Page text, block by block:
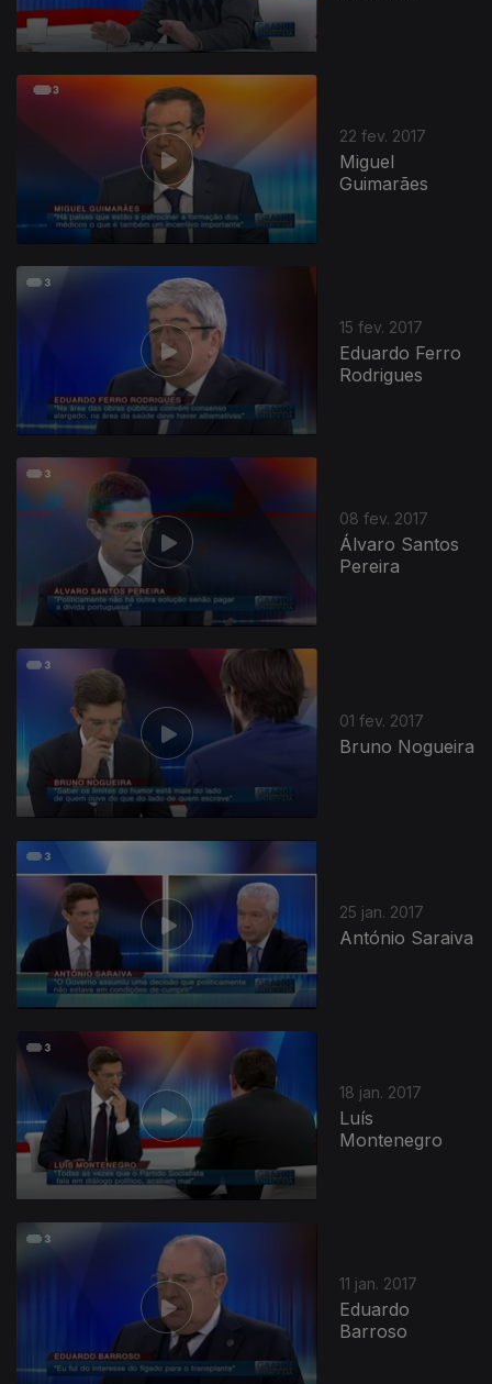
22 fev. 2017
Miguel
Guimarães
15 fev. 2017
Eduardo Ferro
Rodrigues
08 fev. 2017
Álvaro Santos
Pereira
01 fev. 2017
Bruno Nogueira
25 jan. 2017
António Saraiva
270385
18 jan. 2017
Luís
Montenegro
11 jan. 2017
Eduardo
Barroso